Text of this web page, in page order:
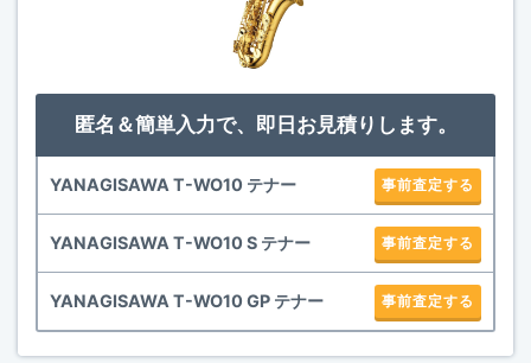
匿名＆簡単入力で、即日お見積りします。
YANAGISAWA T-WO10 テナー 事前査定する
YANAGISAWA T-WO10 S テナー 事前査定する
YANAGISAWA T-WO10 GP テナー 事前査定する